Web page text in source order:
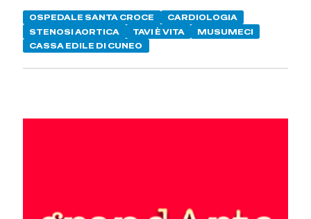
OSPEDALE SANTA CROCE
CARDIOLOGIA
STENOSI AORTICA
TAVI È VITA
MUSUMECI
CASSA EDILE DI CUNEO